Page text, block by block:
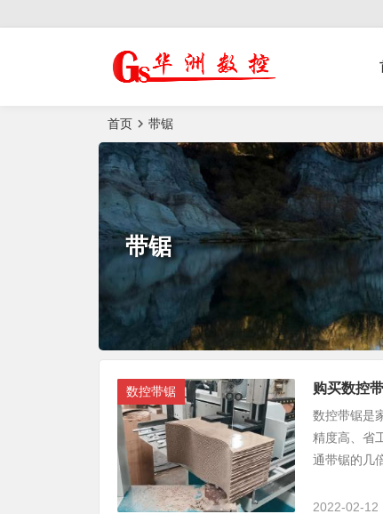
榫槽机|猫抓板生
产设备|非标
首页 带锯
带锯
数控带锯 购买数控
数控带锯是
精度高、省
通带锯的几
2022-02-12